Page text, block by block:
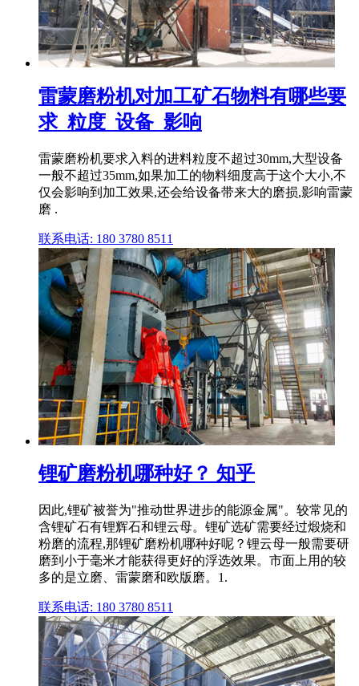
雷蒙磨粉机对加工矿石物料有哪些要
求_粒度_设备_影响
雷蒙磨粉机要求入料的进料粒度不超过30mm,大型设备
一般不超过35mm,如果加工的物料细度高于这个大小,不
仅会影响到加工效果,还会给设备带来大的磨损,影响雷蒙
磨 .
联系电话: 180 3780 8511
锂矿磨粉机哪种好？ 知乎
因此,锂矿被誉为"推动世界进步的能源金属"。较常见的
含锂矿石有锂辉石和锂云母。锂矿选矿需要经过煅烧和
粉磨的流程,那锂矿磨粉机哪种好呢？锂云母一般需要研
磨到小于毫米才能获得更好的浮选效果。市面上用的较
多的是立磨、雷蒙磨和欧版磨。1.
联系电话: 180 3780 8511